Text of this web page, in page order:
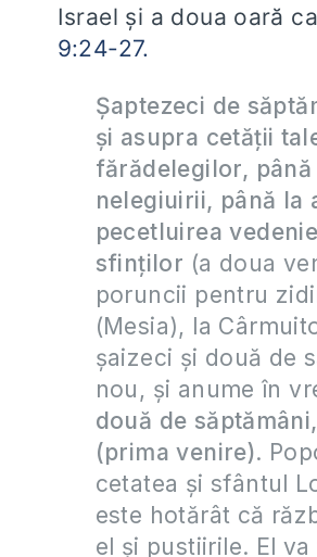
Israel și a doua oară
9:24-27.
Șaptezeci de
și asupra cetății
fărădelegilor,
nelegiuirii, până la
pecetluirea
sfinților (a doua
poruncii pentru
(Mesia), la
șaizeci și două de
nou, și anume în
două de
(prima venire).
cetatea și sfântul
este hotărât că
el și pustiirile. El